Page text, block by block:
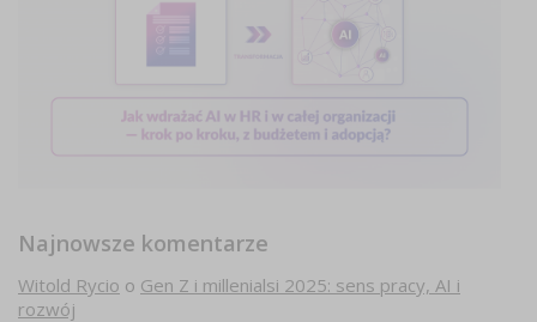
Najnowsze komentarze
Witold Rycio o Gen Z i millenialsi 2025: sens pracy, AI i
rozwój